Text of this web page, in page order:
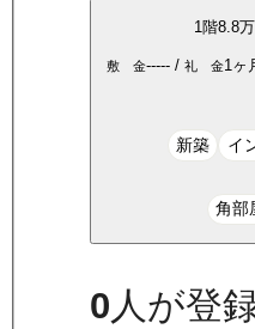
1階8.8万
敷 金-----/ 礼 金1ヶ
新築 イ
角部
0人が登